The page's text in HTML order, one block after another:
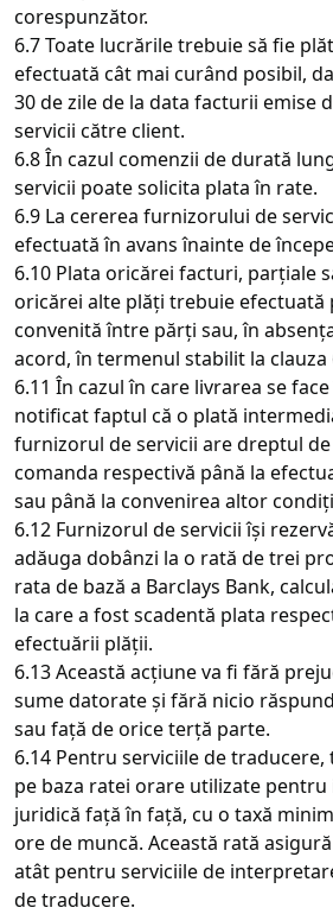
corespunzător.
6.7 Toate lucrările trebuie să fie
efectuată cât mai curând posibil,
30 de zile de la data facturii emise
servicii către client.
6.8 În cazul comenzii de durată
servicii poate solicita plata în rate.
6.9 La cererea furnizorului de
efectuată în avans înainte de
6.10 Plata oricărei facturi, parțiale
oricărei alte plăți trebuie efectuată
convenită între părți sau, în
acord, în termenul stabilit la clauza
6.11 În cazul în care livrarea se
notificat faptul că o plată
furnizorul de servicii are dreptul
comanda respectivă până la
sau până la convenirea altor
6.12 Furnizorul de servicii își
adăuga dobânzi la o rată de trei
rata de bază a Barclays Bank,
la care a fost scadentă plata
efectuării plății.
6.13 Această acțiune va fi fără
sume datorate și fără nicio
sau față de orice terță parte.
6.14 Pentru serviciile de
pe baza ratei orare utilizate
juridică față în față, cu o taxă
ore de muncă. Această rată
atât pentru serviciile de
de traducere.